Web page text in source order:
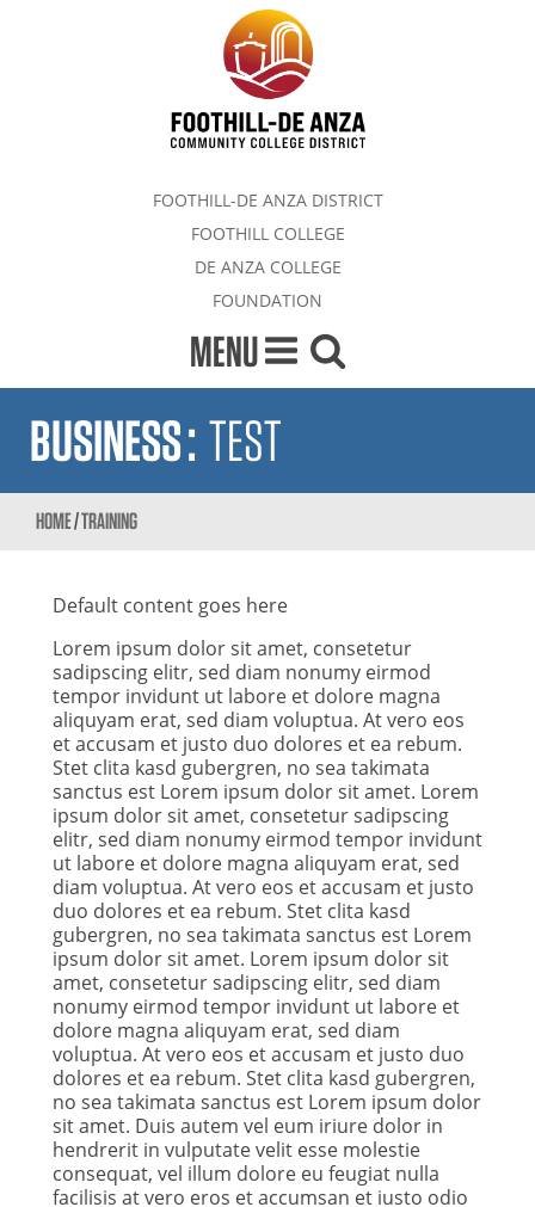
FOOTHILL-DE ANZA DISTRICT
FOOTHILL COLLEGE
DE ANZA COLLEGE
FOUNDATION
MENU
BUSINESS: TEST
HOME/TRAINING
Default content goes here
Lorem ipsum dolor sit amet, consetetur
sadipscing elitr, sed diam nonumy eirmod
tempor invidunt ut labore et dolore magna
aliquyam erat, sed diam voluptua. At vero eos
et accusam et justo duo dolores et ea rebum.
Stet clita kasd gubergren, no sea takimata
sanctus est Lorem ipsum dolor sit amet. Lorem
ipsum dolor sit amet, consetetur sadipscing
elitr, sed diam nonumy eirmod tempor invidunt
ut labore et dolore magna aliquyam erat, sed
diam voluptua. At vero eos et accusam et justo
duo dolores et ea rebum. Stet clita kasd
gubergren, no sea takimata sanctus est Lorem
ipsum dolor sit amet. Lorem ipsum dolor sit
amet, consetetur sadipscing elitr, sed diam
nonumy eirmod tempor invidunt ut labore et
dolore magna aliquyam erat, sed diam
voluptua. At vero eos et accusam et justo duo
dolores et ea rebum. Stet clita kasd gubergren,
no sea takimata sanctus est Lorem ipsum dolor
sit amet. Duis autem vel eum iriure dolor in
hendrerit in vulputate velit esse molestie
consequat, vel illum dolore eu feugiat nulla
facilisis at vero eros et accumsan et iusto odio